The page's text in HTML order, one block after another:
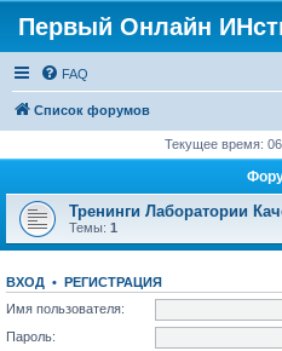
Первый Онлайн
FAQ
Список форумов
Текущее время:
Тренинги Лаборатории
Темы: 1
ВХОД • РЕГИСТРАЦИЯ
Имя пользователя:
Пароль: